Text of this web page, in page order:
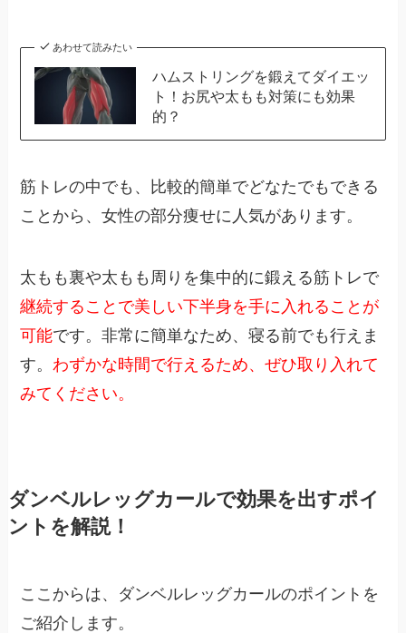
あわせて読みたい
ハムストリングを鍛えてダイエッ
ト！お尻や太もも対策にも効果
的？
筋トレの中でも、比較的簡単でどなたでもできる
ことから、女性の部分痩せに人気があります。
太もも裏や太もも周りを集中的に鍛える筋トレで
継続することで美しい下半身を手に入れることが
可能です。非常に簡単なため、寝る前でも行えま
す。わずかな時間で行えるため、ぜひ取り入れて
みてください。
ダンベルレッグカールで効果を出すポイ
ントを解説！
ここからは、ダンベルレッグカールのポイントを
ご紹介します。